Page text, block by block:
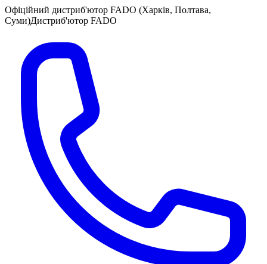
Офіційний дистриб'ютор FADO (Харків, Полтава,
Суми)Дистриб'ютор FADO